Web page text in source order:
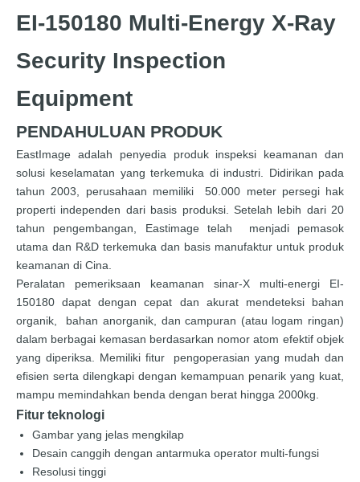
EI-150180 Multi-Energy X-Ray
Security Inspection
Equipment
PENDAHULUAN PRODUK
EastImage adalah penyedia produk inspeksi keamanan dan
solusi keselamatan yang terkemuka di industri. Didirikan pada
tahun 2003, perusahaan memiliki 50.000 meter persegi hak
properti independen dari basis produksi. Setelah lebih dari 20
tahun pengembangan, Eastimage telah menjadi pemasok
utama dan R&D terkemuka dan basis manufaktur untuk produk
keamanan di Cina.
Peralatan pemeriksaan keamanan sinar-X multi-energi EI-
150180 dapat dengan cepat dan akurat mendeteksi bahan
organik, bahan anorganik, dan campuran (atau logam ringan)
dalam berbagai kemasan berdasarkan nomor atom efektif objek
yang diperiksa. Memiliki fitur pengoperasian yang mudah dan
efisien serta dilengkapi dengan kemampuan penarik yang kuat,
mampu memindahkan benda dengan berat hingga 2000kg.
Fitur teknologi
Gambar yang jelas mengkilap
Desain canggih dengan antarmuka operator multi-fungsi
Resolusi tinggi